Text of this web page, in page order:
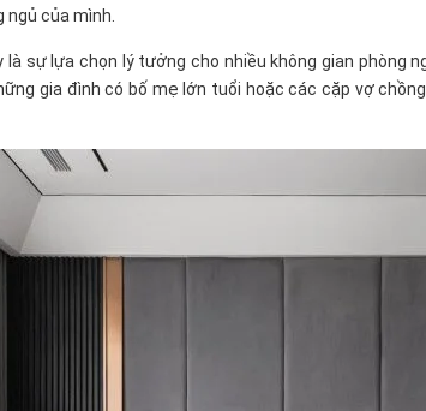
ngủ của mình.
sự lựa chọn lý tưởng cho nhiều không gian
gia đình có bố mẹ lớn tuổi hoặc các cặp vợ